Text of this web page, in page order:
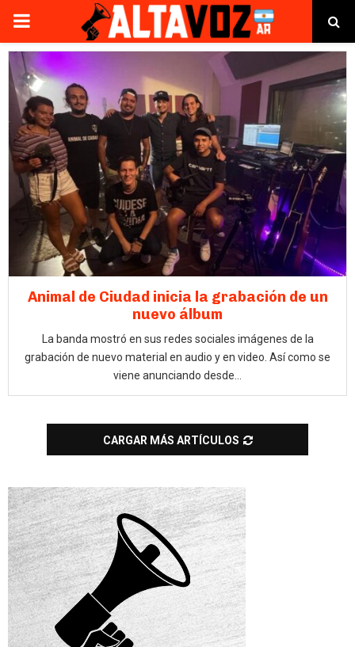
PRIMARY
MENU
Animal de Ciudad inicia la grabación de un
nuevo álbum
La banda mostró en sus redes sociales imágenes de la
grabación de nuevo material en audio y en video. Así como se
viene anunciando desde...
CARGAR MÁS ARTÍCULOS